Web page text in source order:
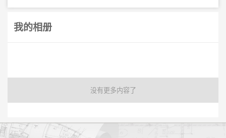
我的相册
没有更多内容了